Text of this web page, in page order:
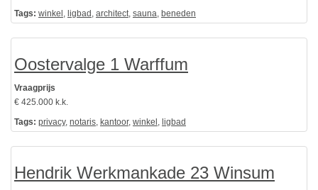
Tags: winkel , ligbad , architect, sauna, beneden
Oostervalge 1 Warffum
Vraagprijs
€ 425.000 k.k.
Tags: privacy, notaris, kantoor, winkel , ligbad
Hendrik Werkmankade 23 Winsum